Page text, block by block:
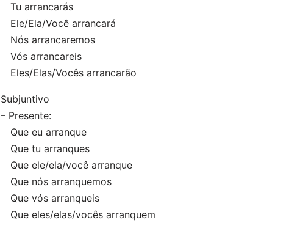
Tu arrancarás
Ele/Ela/Você arrancará
Nós arrancaremos
Vós arrancareis
Eles/Elas/Vocês arrancarão
Subjuntivo
– Presente:
Que eu arranque
Que tu arranques
Que ele/ela/você arranque
Que nós arranquemos
Que vós arranqueis
Que eles/elas/vocês arranquem